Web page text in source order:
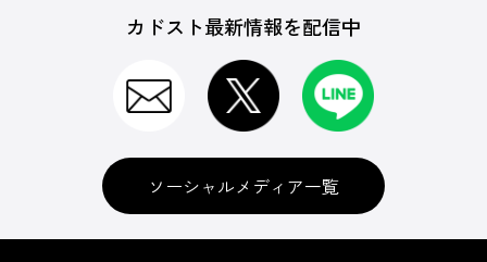
カドスト最新情報を配信中
ソーシャルメディア一覧